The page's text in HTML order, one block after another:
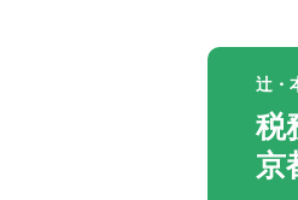
サー
転職お
業
求
辻・
税
京